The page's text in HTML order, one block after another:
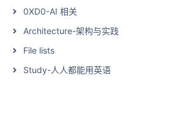
0XD0-AI 相关
Architecture-架构与实践
File lists
Study-人人都能用英语